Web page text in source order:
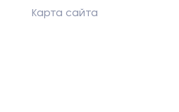
Карта сайта